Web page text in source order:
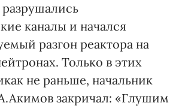
разрушались
каналы и начался
разгон реактора на
Только в этих
не раньше, начальник
закричал: «Глушим